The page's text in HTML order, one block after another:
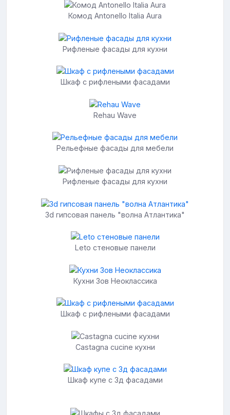
Комод Antonello Italia Aura
Рифленые фасады для кухни
Шкаф с рифлеными фасадами
Rehau Wave
Рельефные фасады для мебели
Рифленые фасады для кухни
3d гипсовая панель "волна Атлантика"
Leto стеновые панели
Кухни Зов Неоклассика
Шкаф с рифлеными фасадами
Castagna cucine кухни
Шкаф купе с 3д фасадами